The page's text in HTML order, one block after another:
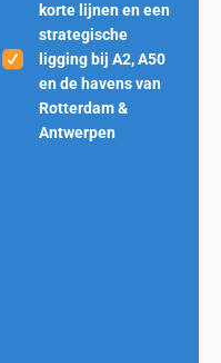
korte lijnen en een
strategische
ligging bij A2, A50
en de havens van
Rotterdam &
Antwerpen